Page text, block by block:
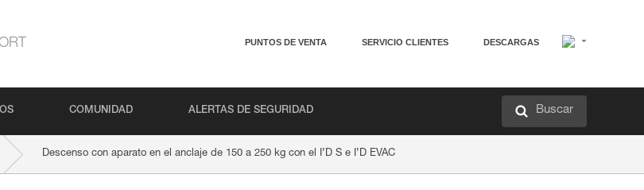
PUNTOS DE VENTA SERVICIO CLIENTES DESCARGAS
COMUNIDAD ALERTAS DE SEGURIDAD Buscar
Descenso con aparato en el anclaje de 150 a 250 kg con el I’D S e I’D EVAC